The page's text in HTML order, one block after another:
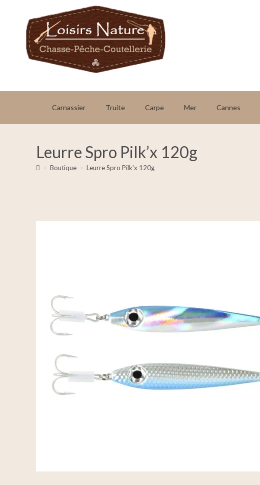
Carnassier Truite Carpe Mer Cannes
Leurre Spro Pilk’x 120g
> Boutique > Leurre Spro Pilk’x 120g